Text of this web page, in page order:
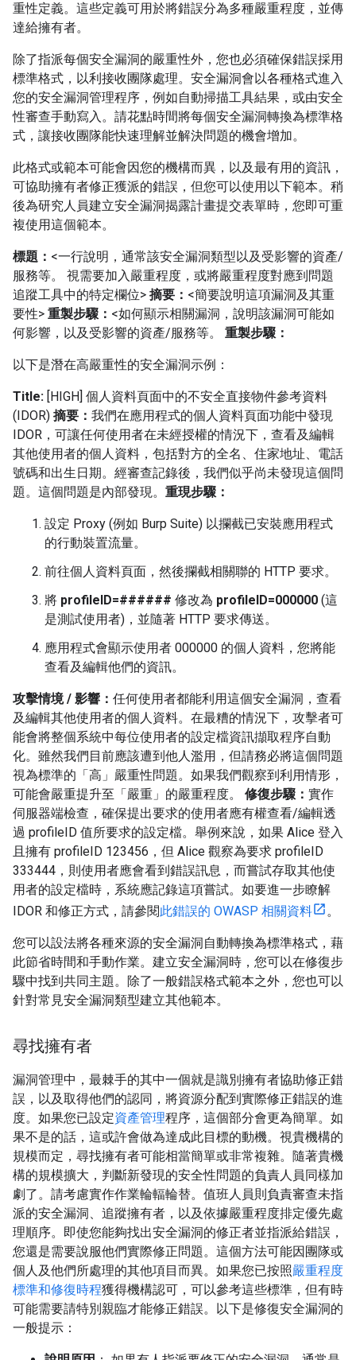
重性定義。這些定義可用於將錯誤分為多種嚴重程度，並傳
達給擁有者。
除了指派每個安全漏洞的嚴重性外，您也必須確保錯誤採用
標準格式，以利接收團隊處理。安全漏洞會以各種格式進入
您的安全漏洞管理程序，例如自動掃描工具結果，或由安全
性審查手動寫入。請花點時間將每個安全漏洞轉換為標準格
式，讓接收團隊能快速理解並解決問題的機會增加。
此格式或範本可能會因您的機構而異，以及最有用的資訊，
可協助擁有者修正獲派的錯誤，但您可以使用以下範本。稍
後為研究人員建立安全漏洞揭露計畫提交表單時，您即可重
複使用這個範本。
標題： <一行說明，通常該安全漏洞類型以及受影響的資產/
服務等。 視需要加入嚴重程度，或將嚴重程度對應到問題
追蹤工具中的特定欄位> 摘要： <簡要說明這項漏洞及其重
要性> 重製步驟： <如何顯示相關漏洞，說明該漏洞可能如
何影響，以及受影響的資產/服務等。 重製步驟：
以下是潛在高嚴重性的安全漏洞示例：
Title: [HIGH] 個人資料頁面中的不安全直接物件參考資料
(IDOR) 摘要： 我們在應用程式的個人資料頁面功能中發現
IDOR，可讓任何使用者在未經授權的情況下，查看及編輯
其他使用者的個人資料，包括對方的全名、住家地址、電話
號碼和出生日期。經審查記錄後，我們似乎尚未發現這個問
題。這個問題是內部發現。 重現步驟：
設定 Proxy (例如 Burp Suite) 以攔截已安裝應用程式
的行動裝置流量。
前往個人資料頁面，然後攔截相關聯的 HTTP 要求。
將 profileID=###### 修改為 profileID=000000 (這
是測試使用者)，並隨著 HTTP 要求傳送。
應用程式會顯示使用者 000000 的個人資料，您將能
查看及編輯他們的資訊。
攻擊情境 / 影響： 任何使用者都能利用這個安全漏洞，查看
及編輯其他使用者的個人資料。在最糟的情況下，攻擊者可
能會將整個系統中每位使用者的設定檔資訊擷取程序自動
化。雖然我們目前應該遭到他人濫用，但請務必將這個問題
視為標準的「高」嚴重性問題。如果我們觀察到利用情形，
可能會嚴重提升至「嚴重」的嚴重程度。 修復步驟： 實作
伺服器端檢查，確保提出要求的使用者應有權查看/編輯透
過 profileID 值所要求的設定檔。舉例來說，如果 Alice 登入
且擁有 profileID 123456，但 Alice 觀察為要求 profileID
333444，則使用者應會看到錯誤訊息，而嘗試存取其他使
用者的設定檔時，系統應記錄這項嘗試。如要進一步瞭解
IDOR 和修正方式，請參閱此錯誤的 OWASP 相關資料 。
您可以設法將各種來源的安全漏洞自動轉換為標準格式，藉
此節省時間和手動作業。建立安全漏洞時，您可以在修復步
驟中找到共同主題。除了一般錯誤格式範本之外，您也可以
針對常見安全漏洞類型建立其他範本。
尋找擁有者
漏洞管理中，最棘手的其中一個就是識別擁有者協助修正錯
誤，以及取得他們的認同，將資源分配到實際修正錯誤的進
度。如果您已設定資產管理程序，這個部分會更為簡單。如
果不是的話，這或許會做為達成此目標的動機。視貴機構的
規模而定，尋找擁有者可能相當簡單或非常複雜。隨著貴機
構的規模擴大，判斷新發現的安全性問題的負責人員同樣加
劇了。請考慮實作作業輪輻輪替。值班人員則負責審查未指
派的安全漏洞、追蹤擁有者，以及依據嚴重程度排定優先處
理順序。即使您能夠找出安全漏洞的修正者並指派給錯誤，
您還是需要說服他們實際修正問題。這個方法可能因團隊或
個人及他們所處理的其他項目而異。如果您已按照嚴重程度
標準和修復時程獲得機構認可，可以參考這些標準，但有時
可能需要請特別親臨才能修正錯誤。以下是修復安全漏洞的
一般提示：